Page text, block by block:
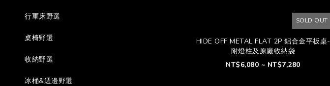
行軍床野選
桌椅野選
收納野選
冰桶&週邊野選
SOLD OUT
HIDE OFF METAL FLAT 2P 鋁合金平板桌-
附燈柱及原廠收納袋
NT$6,080 ~ NT$7,280